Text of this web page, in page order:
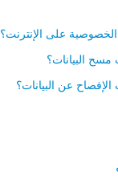
على الإنترنت؟
البيانات؟
عن البيانات؟